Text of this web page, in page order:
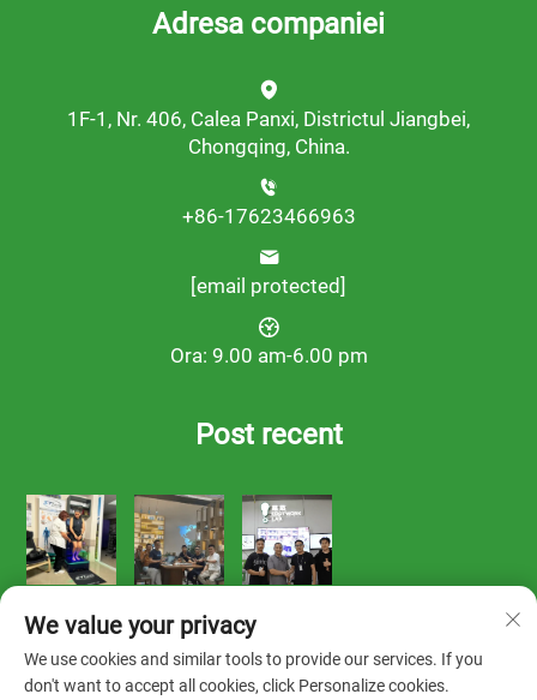
Adresa companiei
1F-1, Nr. 406, Calea Panxi, Districtul Jiangbei,
Chongqing, China.
+86-17623466963
[email protected]
Ora: 9.00 am-6.00 pm
Post recent
We value your privacy
We use cookies and similar tools to provide our services. If you
don't want to accept all cookies, click Personalize cookies.